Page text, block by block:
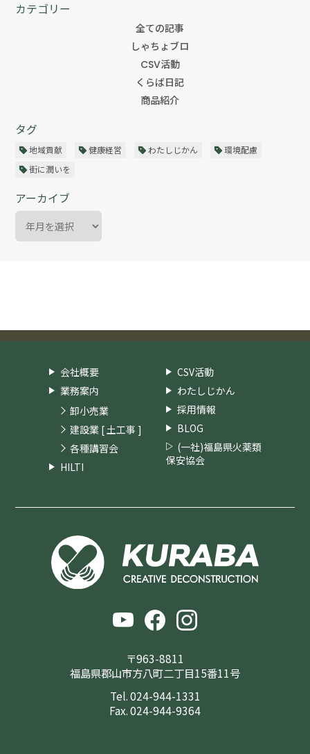
カテゴリー
全ての記事
しゃちょブロ
CSV活動
くらば日記
商品紹介
タグ
地域貢献 健康経営 わたしじかん
環境配慮
街に潤いを
アーカイブ
〒963-8811
福島県郡山市方八町二丁目15番11号
Tel. 024-944-1331
Fax. 024-944-9364
会社概要
業務案内
卸小売業
建設業 [ 土工事 ]
各種講習会
HILTI
CSV活動
わたしじかん
採用情報
BLOG
(一社)福島県火薬類
保安協会